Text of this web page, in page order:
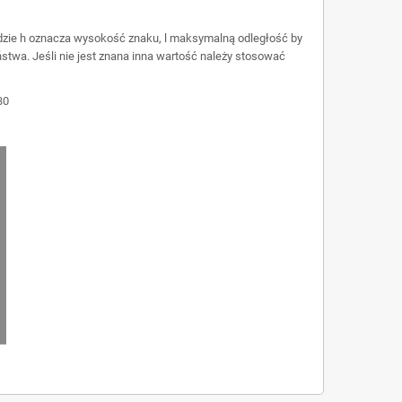
h oznacza wysokość znaku, l maksymalną odległość by
Jeśli nie jest znana inna wartość należy stosować